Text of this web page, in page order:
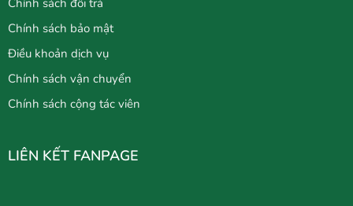
Chính sách bảo mật
Điều khoản dịch vụ
Chính sách vận chuyển
Chính sách cộng tác viên
LIÊN KẾT FANPAGE